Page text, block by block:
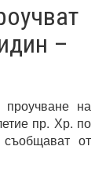
–
на
пр. Хр. по
от